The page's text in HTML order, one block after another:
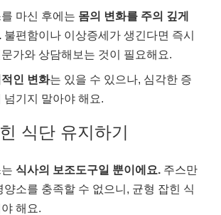
마신 후에는 몸의 변화를 주의 깊게
불편함이나 이상증세가 생긴다면 즉시
가와 상담해보는 것이 필요해요.
인 변화는 있을 수 있으나, 심각한 증
기지 말아야 해요.
식단 유지하기
식사의 보조도구일 뿐이에요.
주스만
양소를 충족할 수 없으니, 균형 잡힌 식
해요.